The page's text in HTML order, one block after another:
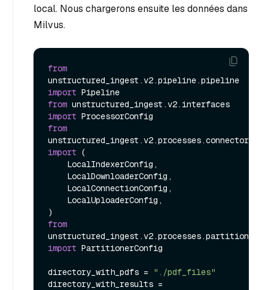
local. Nous chargerons ensuite les données dans
Milvus.
from
import
from
import
from
import (
from
import PartitionerConfig
directory_with_pdfs =
"./pdf_files"